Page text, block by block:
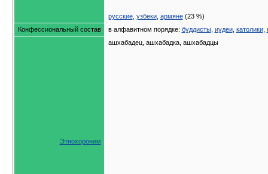
русские, узбеки, армяне(23 %)
Конфессиональный состав
в алфавитном порядке: буддисты, иудеи, католики,
Этнохороним
ашхабадец, ашхабадка, ашхабадцы